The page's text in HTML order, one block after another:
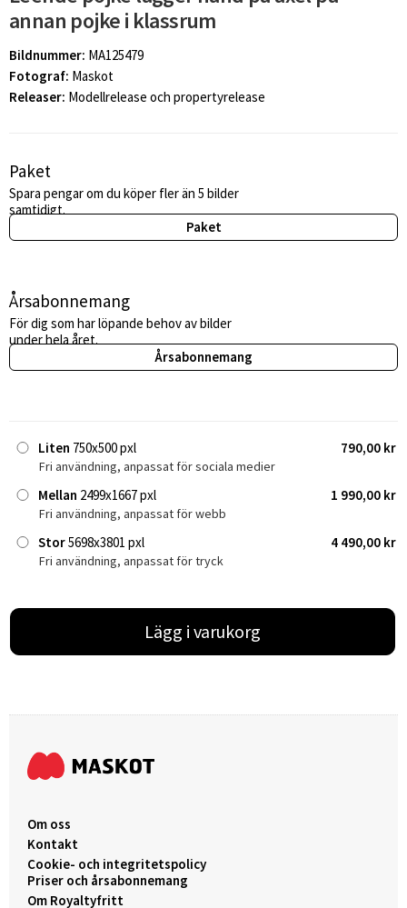
annan pojke i klassrum
Bildnummer: MA125479
Fotograf: Maskot
Releaser: Modellrelease och propertyrelease
Paket
Spara pengar om du köper fler än 5 bilder
samtidigt.
Paket
Årsabonnemang
För dig som har löpande behov av bilder
under hela året.
Årsabonnemang
Liten 750x500 pxl 790,00 kr
Fri användning, anpassat för sociala medier
Mellan 2499x1667 pxl 1 990,00 kr
Fri användning, anpassat för webb
Stor5698x3801 pxl 4 490,00 kr
Fri användning, anpassat för tryck
Lägg i varukorg
Om oss
Kontakt
Cookie- och integritetspolicy
Priser och årsabonnemang
Om Royaltyfritt